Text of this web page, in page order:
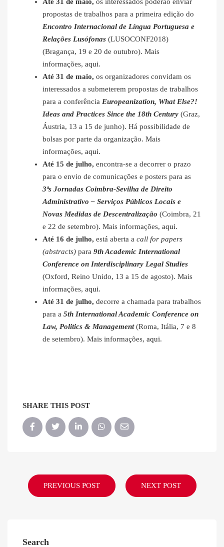
Até 31 de maio, os interessados poderão enviar
propostas de trabalhos para a primeira edição do
Encontro Internacional de Língua Portuguesa e
Relações Lusófonas (LUSOCONF2018)
(Bragança, 19 e 20 de outubro). Mais
informações, aqui.
Até 31 de maio, os organizadores convidam os
interessados a submeterem propostas de trabalhos
para a conferência Europeanization, What Else?!
Ideas and Practices Since the 18th Century (Graz,
Áustria, 13 a 15 de junho). Há possibilidade de
bolsas por parte da organização. Mais
informações, aqui.
Até 15 de julho, encontra-se a decorrer o prazo
para o envio de comunicações e posters para as
3ªs Jornadas Coimbra-Sevilha de Direito
Administrativo – Serviços Públicos Locais e
Novas Medidas de Descentralização (Coimbra, 21
e 22 de setembro). Mais informações, aqui.
Até 16 de julho, está aberta a call for papers
(abstracts) para 9th Academic International
Conference on Interdisciplinary Legal Studies
(Oxford, Reino Unido, 13 a 15 de agosto). Mais
informações, aqui.
Até 31 de julho, decorre a chamada para trabalhos
para a 5th International Academic Conference on
Law, Politics & Management(Roma, Itália, 7 e 8
de setembro). Mais informações, aqui.
SHARE THIS POST
PREVIOUS POST NEXT POST
Search